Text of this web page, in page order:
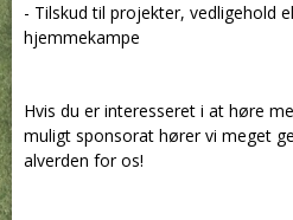
- Tilskud til projekter, vedligehold
hjemmekampe
Hvis du er interesseret i at høre
muligt sponsorat hører vi meget
alverden for os!